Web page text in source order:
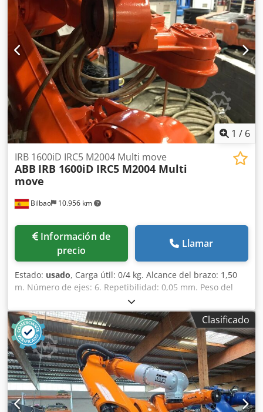
Ahszcfa Toksrf
1 / 6
Bilbao 10.956 km
IRB 1600iD IRC5 M2004 Multi move
ABB IRB 1600iD IRC5 M2004 Multi
move
Información de
precio
Llamar
Estado: usado, Carga útil: 0/4 kg. Alcance del brazo: 1,50
m. Número de ejes: 6. Repetibilidad: 0,05 mm. Peso del
robot: 250 kg. Montaje: en el suelo. Credpfxeh Au Ins Ahkef
Clasificado